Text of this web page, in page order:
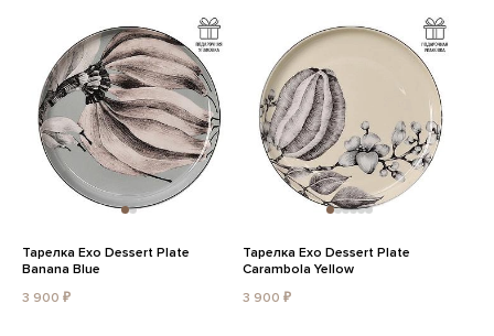
Тарелка Exo Dessert Plate
Banana Blue
3 900 ₽
Тарелка Exo Dessert Plate
Carambola Yellow
3 900 ₽